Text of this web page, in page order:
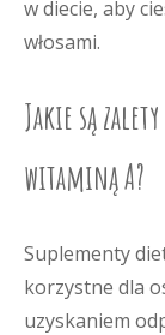
w diecie, aby
włosami.
Jakie są
witaminą A?
Suplementy
korzystne dla
uzyskaniem